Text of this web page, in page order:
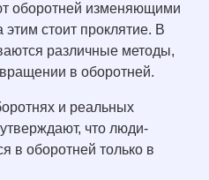
оборотней изменяющими
стоит проклятие. В
различные методы,
в оборотней.
и реальных
что люди-
в оборотней только в